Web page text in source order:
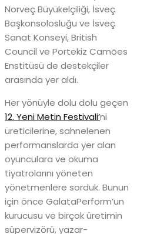
Norveç Büyükelçiliği, İsveç
Başkonsolosluğu ve İsveç
Sanat Konseyi, British
Council ve Portekiz Camões
Enstitüsü de destekçiler
arasında yer aldı.
Her yönüyle dolu dolu geçen
12. Yeni Metin Festivali’ni
üreticilerine, sahnelenen
performanslarda yer alan
oyunculara ve okuma
tiyatrolarını yöneten
yönetmenlere sorduk. Bunun
için önce GalataPerform’un
kurucusu ve birçok üretimin
süpervizörü, yazar-